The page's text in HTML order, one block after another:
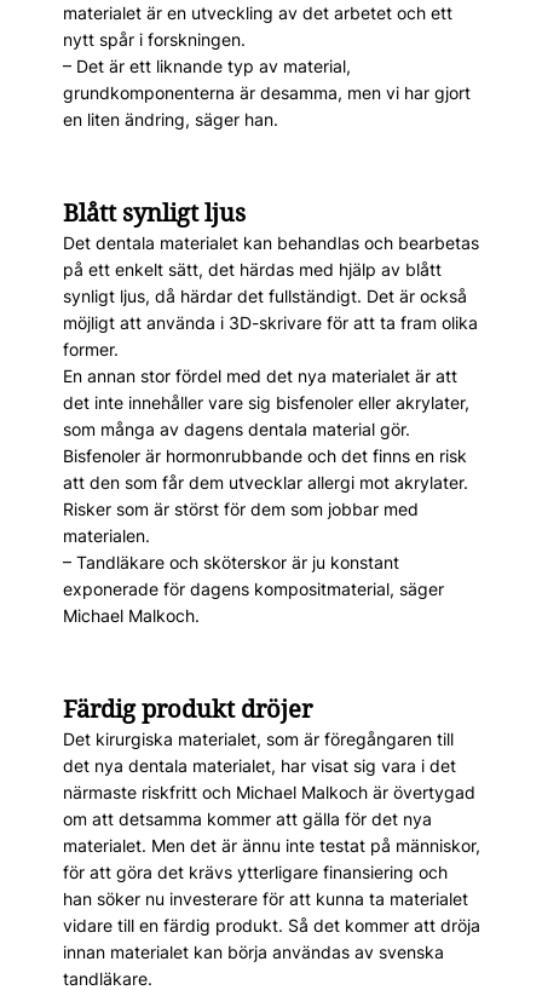
materialet är en utveckling av det arbetet och ett
nytt spår i forskningen.
– Det är ett liknande typ av material,
grundkomponenterna är desamma, men vi har gjort
en liten ändring, säger han.
Blått synligt ljus
Det dentala materialet kan behandlas och bearbetas
på ett enkelt sätt, det härdas med hjälp av blått
synligt ljus, då härdar det fullständigt. Det är också
möjligt att använda i 3D-skrivare för att ta fram olika
former.
En annan stor fördel med det nya materialet är att
det inte innehåller vare sig bisfenoler eller akrylater,
som många av dagens dentala material gör.
Bisfenoler är hormonrubbande och det finns en risk
att den som får dem utvecklar allergi mot akrylater.
Risker som är störst för dem som jobbar med
materialen.
– Tandläkare och sköterskor är ju konstant
exponerade för dagens kompositmaterial, säger
Michael Malkoch.
Färdig produkt dröjer
Det kirurgiska materialet, som är föregångaren till
det nya dentala materialet, har visat sig vara i det
närmaste riskfritt och Michael Malkoch är övertygad
om att detsamma kommer att gälla för det nya
materialet. Men det är ännu inte testat på människor,
för att göra det krävs ytterligare finansiering och
han söker nu investerare för att kunna ta materialet
vidare till en färdig produkt. Så det kommer att dröja
innan materialet kan börja användas av svenska
tandläkare.